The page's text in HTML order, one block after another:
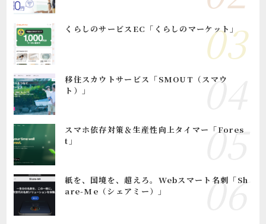
くらしのサービスEC「くらしのマーケット」
移住スカウトサービス「SMOUT（スマウ
ト）」
スマホ依存対策＆生産性向上タイマー「Fores
t」
紙を、国境を、超えろ。Webスマート名刺「Sh
are-Me（シェアミー）」